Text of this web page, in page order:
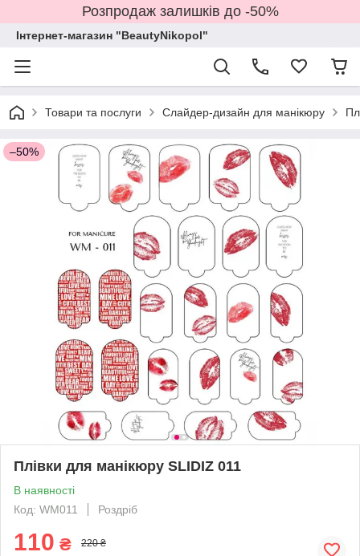
Розпродаж залишків до -50%
Інтернет-магазин "BeautyNikopol"
Товари та послуги Слайдер-дизайн для манікюру
–50%
Плівки для манікюру SLIDIZ 011
В наявності
Код: WM011
Роздріб
110 ₴ 220 ₴